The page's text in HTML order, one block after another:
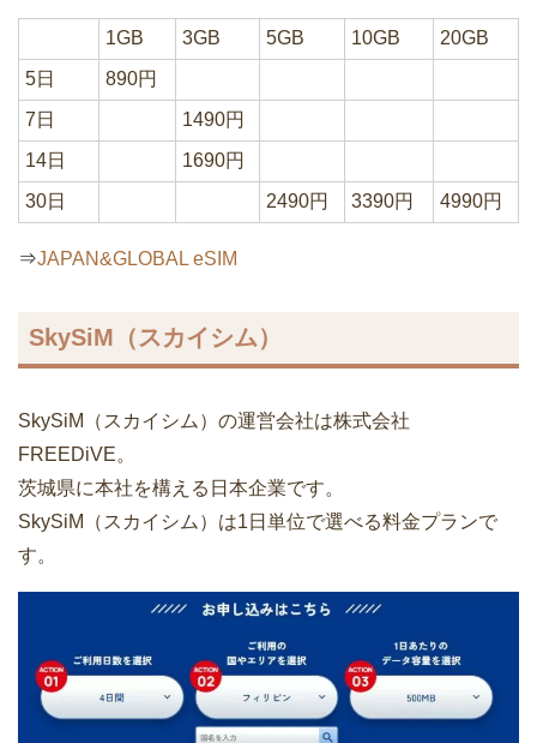
1GB 3GB 5GB 10GB
20GB
5日
890円
7日
1490円
14日
1690円
30日
2490円 3390円 4990円
⇒JAPAN&GLOBAL eSIM
SkySiM（スカイシム）
SkySiM（スカイシム）の運営会社は株式会社
FREEDiVE。
茨城県に本社を構える日本企業です。
SkySiM（スカイシム）は1日単位で選べる料金プランで
す。